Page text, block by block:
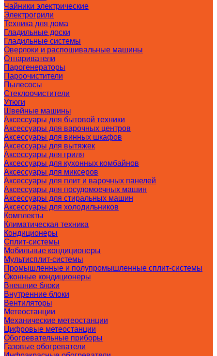
Чайники электрические
Электрогрили
Техника для дома
Гладильные доски
Гладильные системы
Оверлоки и распошивальные машины
Отпариватели
Парогенераторы
Пароочистители
Пылесосы
Стеклоочистители
Утюги
Швейные машины
Аксессуары для бытовой техники
Аксессуары для варочных центров
Аксессуары для винных шкафов
Аксессуары для вытяжек
Аксессуары для гриля
Аксессуары для кухонных комбайнов
Аксессуары для миксеров
Аксессуары для плит и варочных панелей
Аксессуары для посудомоечных машин
Аксессуары для стиральных машин
Аксессуары для холодильников
Комплекты
Климатическая техника
Кондиционеры
Сплит-системы
Мобильные кондиционеры
Мультисплит-системы
Промышленные и полупромышленные сплит-системы
Оконные кондиционеры
Внешние блоки
Внутренние блоки
Вентиляторы
Метеостанции
Механические метеостанции
Цифровые метеостанции
Обогревательные приборы
Газовые обогреватели